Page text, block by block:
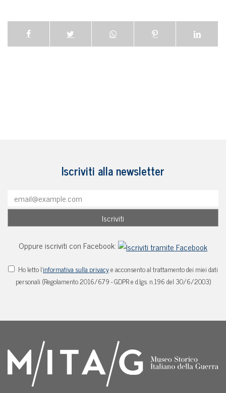
Iscriviti alla newsletter
Oppure iscriviti con Facebook:
Ho letto l'informativa sulla privacye acconsento al trattamento dei miei dati
personali (Regolamento 2016/679 - GDPR e d.lgs. n.196 del 30/6/2003)